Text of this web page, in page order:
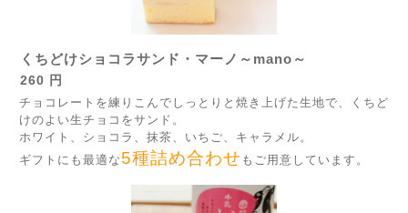
くちどけショコラサンド・マーノ～mano～
260 円
チョコレートを練りこんでしっとりと焼き上げた生地で、くちど
けのよい生チョコをサンド。
ホワイト、ショコラ、抹茶、いちご、キャラメル。
ギフトにも最適な 5種詰め合わせ もご用意しています。